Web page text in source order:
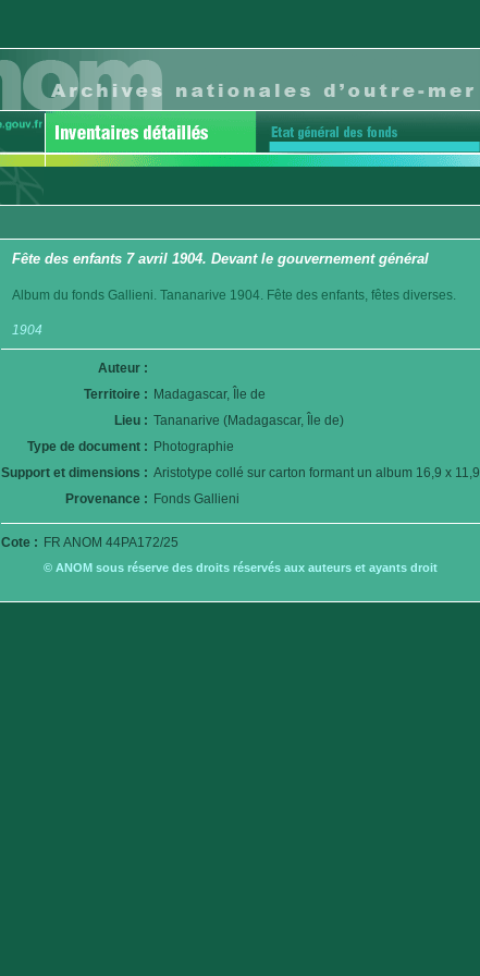
Fête des enfants 7 avril 1904. Devant le gouvernement général
Album du fonds Gallieni. Tananarive 1904. Fête des enfants, fêtes diverses.
1904
Auteur :
Territoire : Madagascar, Île de
Lieu : Tananarive (Madagascar, Île de)
Type de document : Photographie
Support et dimensions : Aristotype collé sur carton formant un album 16,9 x 11,9
Provenance : Fonds Gallieni
Cote : FR ANOM 44PA172/25
© ANOM sous réserve des droits réservés aux auteurs et ayants droit